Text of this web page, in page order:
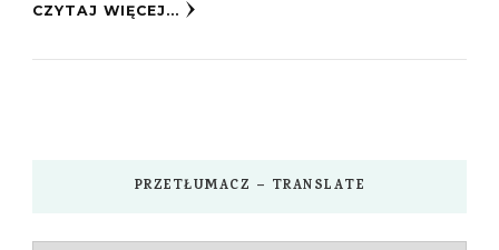
CZYTAJ WIĘCEJ...
PRZETŁUMACZ – TRANSLATE